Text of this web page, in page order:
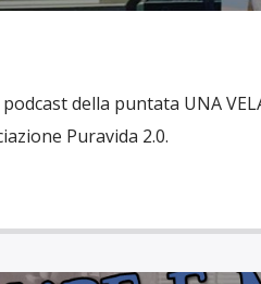
podcast della puntata UNA
Puravida 2.0.